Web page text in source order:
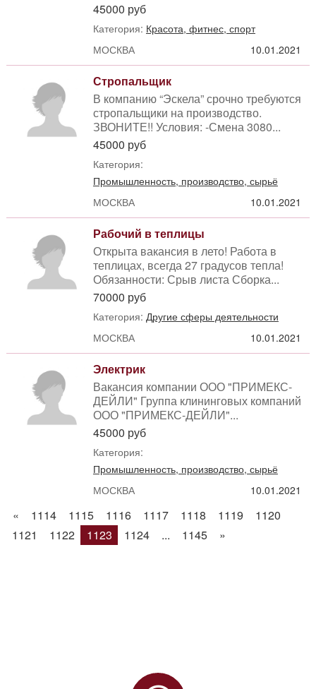
45000 руб
Категория: Красота, фитнес, спорт
МОСКВА
10.01.2021
Стропальщик
В компанию “Эскела” срочно требуются
стропальщики на производство.
ЗВОНИТЕ!! Условия: -Смена 3080...
45000 руб
Категория:
Промышленность, производство, сырьё
МОСКВА
10.01.2021
Рабочий в теплицы
Открыта вакансия в лето! Работа в
теплицах, всегда 27 градусов тепла!
Обязанности: Срыв листа Сборка...
70000 руб
Категория: Другие сферы деятельности
МОСКВА
10.01.2021
Электрик
Вакансия компании ООО "ПРИМЕКС-
ДЕЙЛИ" Группа клининговых компаний
ООО "ПРИМЕКС-ДЕЙЛИ"...
45000 руб
Категория:
Промышленность, производство, сырьё
МОСКВА
10.01.2021
« 1114 1115 1116 1117 1118 1119
1120
1121
1122 1123 1124 ... 1145 »